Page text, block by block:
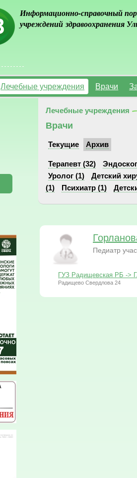
Информационно-справочный
учреждений здравоохранения
Лечебные учреждения Врачи
Лечебные учреждения
Врачи
Текущие Архив
Терапевт (32)
Уролог (1)
Детский
(1)
Психиатр (1)
Педиатр
ГУЗ Радищевская РБ ->
Радищево Свердлова 24